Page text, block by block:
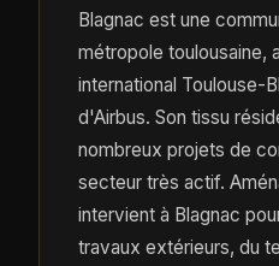
Blagnac est une
métropole toulousaine,
international Toulouse-
d'Airbus. Son tissu
nombreux projets de
secteur très actif.
intervient à Blagnac
travaux extérieurs, du